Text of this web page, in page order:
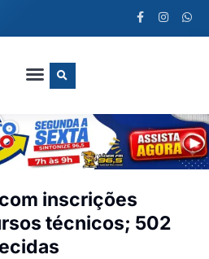
inscrições
técnicos; 502